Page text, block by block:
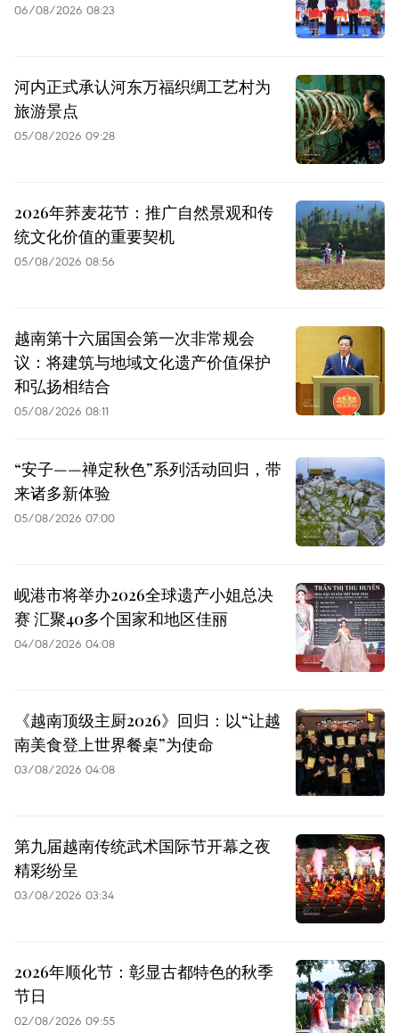
06/08/2026 08:23
河内正式承认河东万福织绸工艺村为
旅游景点
05/08/2026 09:28
2026年荞麦花节：推广自然景观和传
统文化价值的重要契机
05/08/2026 08:56
越南第十六届国会第一次非常规会
议：将建筑与地域文化遗产价值保护
和弘扬相结合
05/08/2026 08:11
“安子——禅定秋色”系列活动回归，带
来诸多新体验
05/08/2026 07:00
岘港市将举办2026全球遗产小姐总决
赛 汇聚40多个国家和地区佳丽
04/08/2026 04:08
《越南顶级主厨2026》回归：以“让越
南美食登上世界餐桌”为使命
03/08/2026 04:08
第九届越南传统武术国际节开幕之夜
精彩纷呈
03/08/2026 03:34
2026年顺化节：彰显古都特色的秋季
节日
02/08/2026 09:55